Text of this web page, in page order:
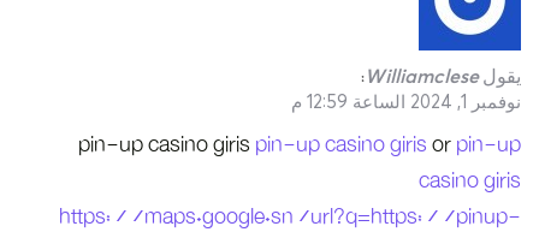
pin-up
https://